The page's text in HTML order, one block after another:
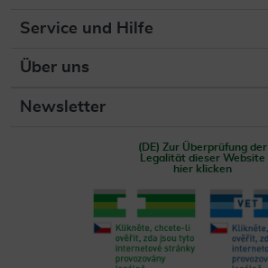
Service und Hilfe
Über uns
Newsletter
(DE) Zur Überprüfung der
Legalität dieser Website
hier klicken